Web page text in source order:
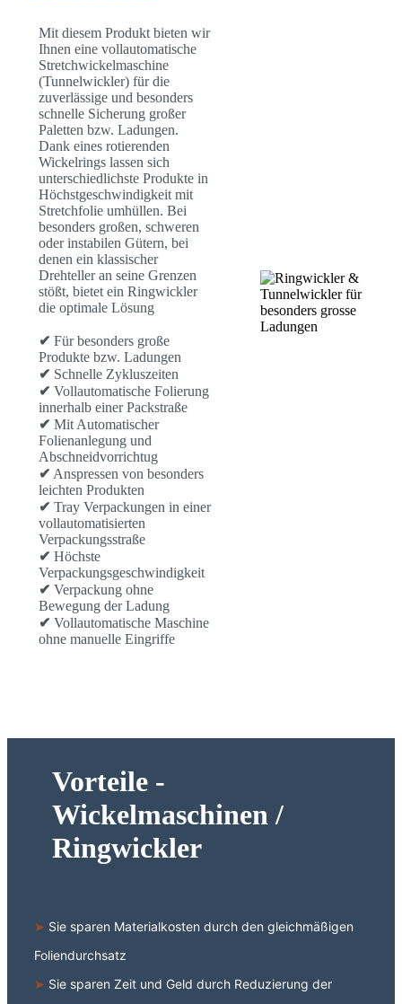
Mit diesem Produkt bieten wir
Ihnen eine vollautomatische
Stretchwickelmaschine
(Tunnelwickler) für die
zuverlässige und besonders
schnelle Sicherung großer
Paletten bzw. Ladungen.
Dank eines rotierenden
Wickelrings lassen sich
unterschiedlichste Produkte in
Höchstgeschwindigkeit mit
Stretchfolie umhüllen. Bei
besonders großen, schweren
oder instabilen Gütern, bei
denen ein klassischer
Drehteller an seine Grenzen
stößt, bietet ein Ringwickler
die optimale Lösung
✔ Für besonders große
Produkte bzw. Ladungen
✔ Schnelle Zykluszeiten
✔ Vollautomatische Folierung
innerhalb einer Packstraße
✔ Mit Automatischer
Folienanlegung und
Abschneidvorrichtug
✔ Anspressen von besonders
leichten Produkten
✔ Tray Verpackungen in einer
vollautomatisierten
Verpackungsstraße
✔ Höchste
Verpackungsgeschwindigkeit
✔ Verpackung ohne
Bewegung der Ladung
✔ Vollautomatische Maschine
ohne manuelle Eingriffe
Vorteile -
Wickelmaschinen /
Ringwickler
➤ Sie sparen Materialkosten durch den gleichmäßigen
Foliendurchsatz
➤ Sie sparen Zeit und Geld durch Reduzierung der